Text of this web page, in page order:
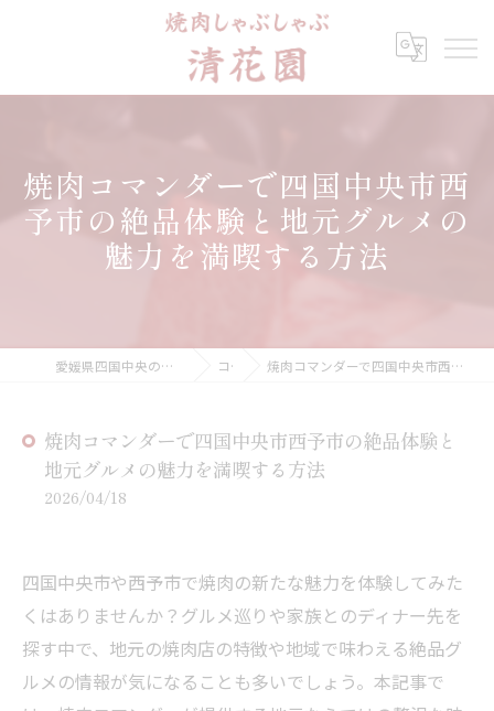
焼肉コマンダーで四国中央市西
予市の絶品体験と地元グルメの
魅力を満喫する方法
愛媛県四国中央の焼肉なら焼肉しゃぶしゃぶ 清花園 コラム 焼肉コマンダーで四国中央市西予市の絶品体験と地元グルメの魅力を満喫する方法
焼肉コマンダーで四国中央市西予市の絶品体験と
地元グルメの魅力を満喫する方法
2026/04/18
四国中央市や西予市で焼肉の新たな魅力を体験してみた
くはありませんか？グルメ巡りや家族とのディナー先を
探す中で、地元の焼肉店の特徴や地域で味わえる絶品グ
ルメの情報が気になることも多いでしょう。本記事で